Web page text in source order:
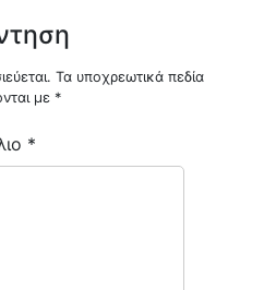
Τα υποχρεωτικά πεδία
με *
*